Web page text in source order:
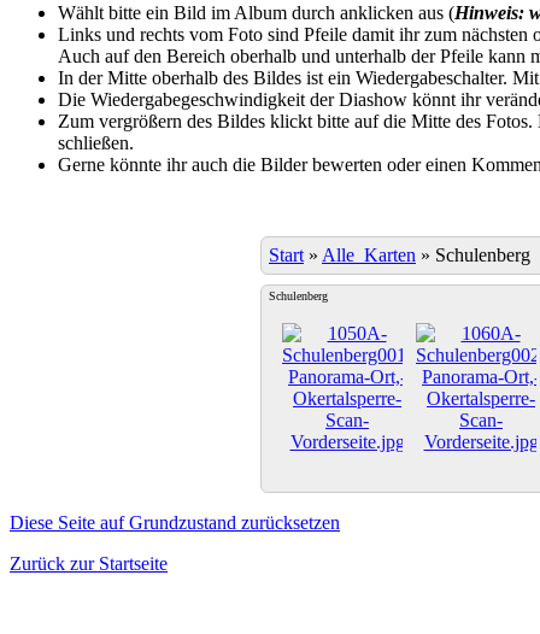
Wählt bitte ein Bild im Album durch anklicken aus (Hinweis:
Links und rechts vom Foto sind Pfeile damit ihr zum
Auch auf den Bereich oberhalb und unterhalb der Pfeile kann
In der Mitte oberhalb des Bildes ist ein Wiedergabeschalter.
Die Wiedergabegeschwindigkeit der Diashow könnt ihr
Zum vergrößern des Bildes klickt bitte auf die Mitte des
schließen.
Gerne könnte ihr auch die Bilder bewerten oder einen
Start » Alle_Karten » Schulenberg
Schulenberg
Diese Seite auf Grundzustand zurücksetzen
Zurück zur Startseite